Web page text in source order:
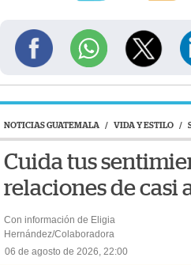
NOTICIAS GUATEMALA / VIDA Y ESTILO /
Cuida tus
relaciones de casi
Con información de Eligia
Hernández/Colaboradora
06 de agosto de 2026, 22:00